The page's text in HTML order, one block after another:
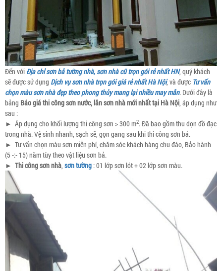
Đến với Địa chỉ sơn bả tường nhà, sơn nhà cũ trọn gói rẻ nhất HN, quý khách
sẽ được sử dụng Dịch vụ sơn nhà trọn gói giá rẻ nhất Hà Nội, và được Tư vấn
chọn màu sơn nhà đẹp theo phong thủy mang lại nhiều may mắn. Dưới đây là
bảng Báo giá thi công sơn nước, lăn sơn nhà mới nhất tại Hà Nội, áp dụng như
sau :
► Áp dụng cho khối lượng thi công sơn > 300 m2. Đã bao gồm thu dọn đồ đạc
trong nhà. Vệ sinh nhanh, sạch sẽ, gọn gang sau khi thi công sơn bả.
► Tư vấn chọn màu sơn miễn phí, chăm sóc khách hàng chu đáo, Bảo hành
(5 -:- 15) năm tùy theo vật liệu sơn bả.
► Thi công sơn nhà, sơn tường : 01 lớp sơn lót + 02 lớp sơn màu.